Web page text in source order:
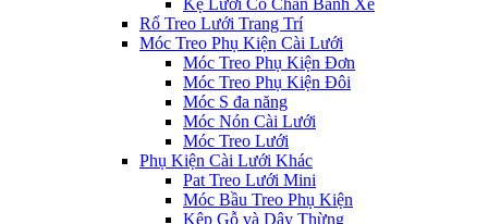
Rổ Treo Lưới Trang Trí
Móc Treo Phụ Kiện Cài Lưới
Móc Treo Phụ Kiện Đơn
Móc Treo Phụ Kiện Đôi
Móc S đa năng
Móc Nón Cài Lưới
Móc Treo Lưới
Phụ Kiện Cài Lưới Khác
Pat Treo Lưới Mini
Móc Bầu Treo Phụ Kiện
Kệp Gỗ và Dây Thừng